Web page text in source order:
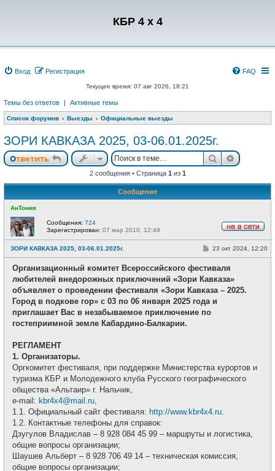
КБР 4 x 4
Вход Регистрация FAQ
Текущее время: 07 авг 2026, 18:21
Темы без ответов | Активные темы
Список форумов Выезды Официальные выезды
ЗОРИ КАВКАЗА 2025, 03-06.01.2025г.
Ответить
Ответить Поиск
2 сообщения • Страница 1 из 1
Сообщение
АнТония
е
в
с
Сообщения: 724
Зарегистрирован: 07 мар 2010, 12:49
ЗОРИ КАВКАЗА 2025, 03-06.01.2025г.
С
б
щ
н
и
23 окт 2024, 12:20
Организационный комитет Всероссийского фестиваля
любителей внедорожных приключений «Зори Кавказа»
объявляет о проведении фестиваля «Зори Кавказа – 2025.
Город в подкове гор» с 03 по 06 января 2025 года и
приглашает Вас в незабываемое приключение по
гостеприимной земле Кабардино-Балкарии.
РЕГЛАМЕНТ
1. Организаторы.
Оргкомитет фестиваля, при поддержке Министерства курортов и
туризма КБР и Молодежного клуба Русского географического
общества «Альтаир» г. Нальчик,
e-mail: kbr4x4@mail.ru
1.1. Официальный сайт фестиваля: http://www.kbr4x4.ru
1.2. Контактные телефоны для справок:
Дзугулов Владислав – 8 928 084 45 99 – маршруты и логистика,
общие вопросы организации;
Шаушев Альберт – 8 928 706 49 14 – техническая комиссия,
общие вопросы организации;